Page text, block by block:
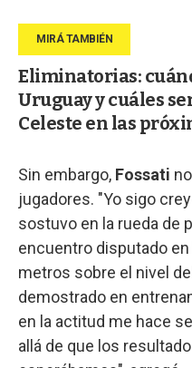
Eliminatorias:
Uruguay y cuáles
Celeste en las
Sin embargo, Fossati
jugadores. "Yo sigo
sostuvo en la rueda de
encuentro disputado en
metros sobre el nivel
demostrado en
en la actitud me hace
allá de que los